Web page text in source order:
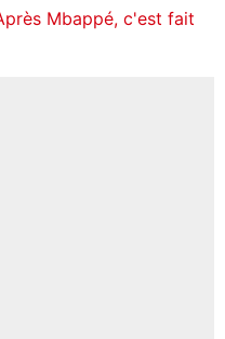
Mbappé, c'est fait